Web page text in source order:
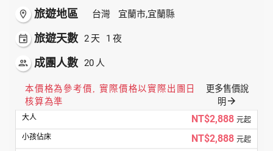
room 旅遊地區 台灣 宜蘭市,宜蘭縣
event 旅遊天數 2 天 1 夜
people 成團人數 20 人
本價格為參考價, 實際價格以實際出團日
核算為準
更多售價說
明 arrow_forward
NT$2,888 元起
NT$2,888 元起